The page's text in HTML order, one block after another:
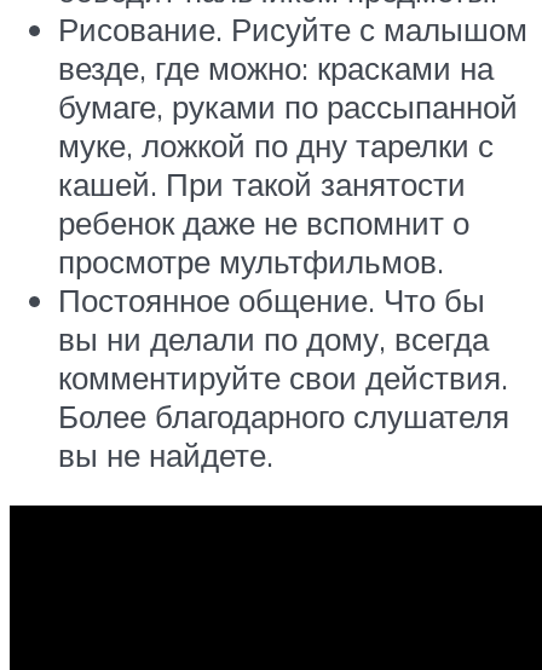
Рисование. Рисуйте с малышом
везде, где можно: красками на
бумаге, руками по рассыпанной
муке, ложкой по дну тарелки с
кашей. При такой занятости
ребенок даже не вспомнит о
просмотре мультфильмов.
Постоянное общение. Что бы
вы ни делали по дому, всегда
комментируйте свои действия.
Более благодарного слушателя
вы не найдете.